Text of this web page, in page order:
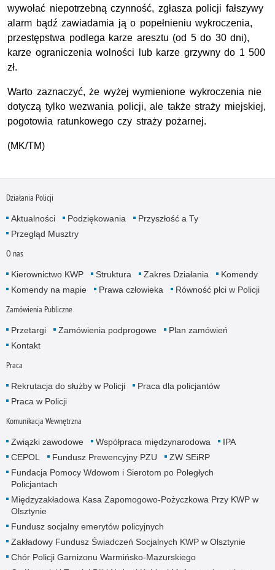
wywołać niepotrzebną czynność, zgłasza policji fałszywy
alarm bądź zawiadamia ją o popełnieniu wykroczenia,
przestępstwa podlega karze aresztu (od 5 do 30 dni),
karze ograniczenia wolności lub karze grzywny do 1 500
zł.
Warto zaznaczyć, że wyżej wymienione wykroczenia nie
dotyczą tylko wezwania policji, ale także straży miejskiej,
pogotowia ratunkowego czy straży pożarnej.
(MK/TM)
Działania Policji
Aktualności Podziękowania
Przyszłość a Ty
Przegląd Musztry
O nas
Kierownictwo KWP Struktura Zakres Działania
Komendy
Komendy na mapie
Prawa człowieka Równość płci w Policji
Zamówienia Publiczne
Przetargi Zamówienia podprogowe
Plan zamówień
Kontakt
Praca
Rekrutacja do służby w Policji
Praca dla policjantów
Praca w Policji
Komunikacja Wewnętrzna
Związki zawodowe Współpraca międzynarodowa
IPA
CEPOL
Fundusz Prewencyjny PZU
ZW SEiRP
Fundacja Pomocy Wdowom i Sierotom po Poległych
Policjantach
Międzyzakładowa Kasa Zapomogowo-Pożyczkowa Przy KWP w
Olsztynie
Fundusz socjalny emerytów policyjnych
Zakładowy Fundusz Świadczeń Socjalnych KWP w Olsztynie
Chór Policji Garnizonu Warmińsko-Mazurskiego